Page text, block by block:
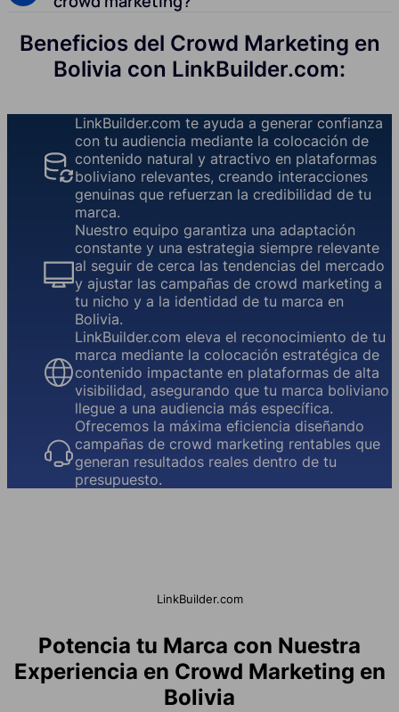
Beneficios del Crowd Marketing en
Bolivia con LinkBuilder.com:
LinkBuilder.com te ayuda a generar confianza
con tu audiencia mediante la colocación de
contenido natural y atractivo en plataformas
boliviano relevantes, creando interacciones
genuinas que refuerzan la credibilidad de tu
marca.
Nuestro equipo garantiza una adaptación
constante y una estrategia siempre relevante
al seguir de cerca las tendencias del mercado
y ajustar las campañas de crowd marketing a
tu nicho y a la identidad de tu marca en
Bolivia.
LinkBuilder.com eleva el reconocimiento de tu
marca mediante la colocación estratégica de
contenido impactante en plataformas de alta
visibilidad, asegurando que tu marca boliviano
llegue a una audiencia más específica.
Ofrecemos la máxima eficiencia diseñando
campañas de crowd marketing rentables que
generan resultados reales dentro de tu
presupuesto.
LinkBuilder.com
Potencia tu Marca con Nuestra
Experiencia en Crowd Marketing en
Bolivia